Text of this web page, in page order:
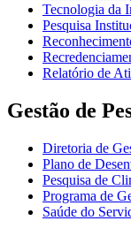
Tecnologia da
Pesquisa
Relatório de
Gestão de
Diretoria de
Plano de
Pesquisa de
Programa de
Saúde do